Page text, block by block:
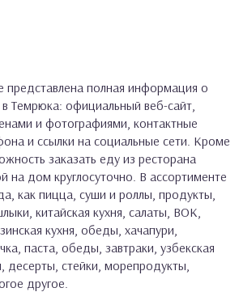
полная информация о
Темрюка: официальный веб-сайт,
и фотографиями, контактные
и ссылки на социальные сети. Кроме
заказать еду из ресторана
на дом круглосуточно. В ассортименте
как пицца, суши и роллы, продукты,
китайская кухня, салаты, ВОК,
кухня, обеды, хачапури,
паста, обеды, завтраки, узбекская
десерты, стейки, морепродукты,
другое.